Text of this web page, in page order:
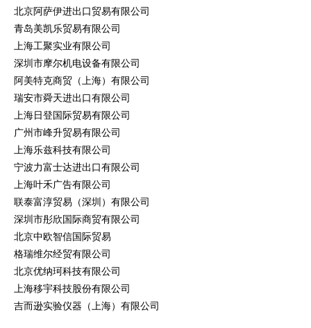
北京阿萨伊进出口贸易有限公司
青岛美凯乐贸易有限公司
上海工聚实业有限公司
深圳市摩尔机电设备有限公司
阿美特克商贸（上海）有限公司
瑞安市舜天进出口有限公司
上海日登国际贸易有限公司
广州市峰升贸易有限公司
上海乐兹科技有限公司
宁波力富士达进出口有限公司
上海叶禾广告有限公司
联泰富淳贸易（深圳）有限公司
深圳市彤欣国际商贸有限公司
北京中欧智信国际贸易
格瑞维尔经贸有限公司
北京优纳珂科技有限公司
上海移宇科技股份有限公司
吉而逊实验仪器（上海）有限公司